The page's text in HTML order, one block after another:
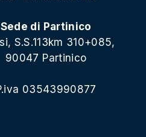
Sede di Partinico
S.S.113km 310+085,
90047 Partinico
03543990877